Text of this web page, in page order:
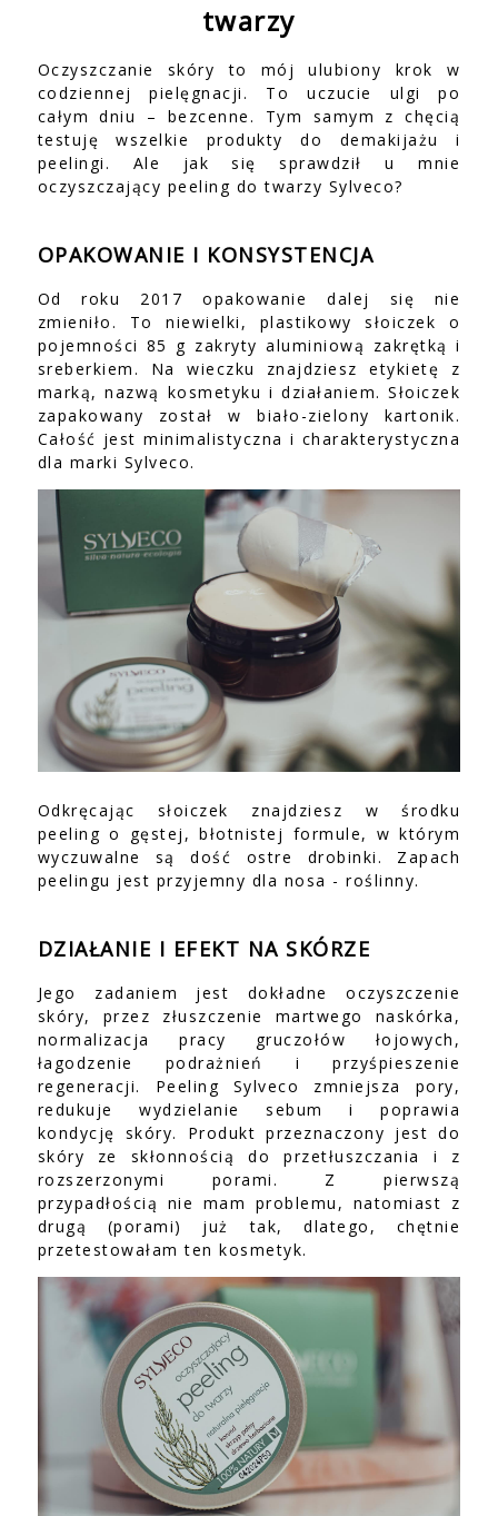
twarzy
Oczyszczanie skóry to mój ulubiony krok w
codziennej pielęgnacji. To uczucie ulgi po
całym dniu – bezcenne. Tym samym z chęcią
testuję wszelkie produkty do demakijażu i
peelingi. Ale jak się sprawdził u mnie
oczyszczający peeling do twarzy Sylveco?
OPAKOWANIE I KONSYSTENCJA
Od roku 2017 opakowanie dalej się nie
zmieniło. To niewielki, plastikowy słoiczek o
pojemności 85 g zakryty aluminiową zakrętką i
sreberkiem. Na wieczku znajdziesz etykietę z
marką, nazwą kosmetyku i działaniem. Słoiczek
zapakowany został w biało-zielony kartonik.
Całość jest minimalistyczna i charakterystyczna
dla marki Sylveco.
Odkręcając słoiczek znajdziesz w środku
peeling o gęstej, błotnistej formule, w którym
wyczuwalne są dość ostre drobinki. Zapach
peelingu jest przyjemny dla nosa - roślinny.
DZIAŁANIE I EFEKT NA SKÓRZE
Jego zadaniem jest dokładne oczyszczenie
skóry, przez złuszczenie martwego naskórka,
normalizacja pracy gruczołów łojowych,
łagodzenie podrażnień i przyśpieszenie
regeneracji. Peeling Sylveco zmniejsza pory,
redukuje wydzielanie sebum i poprawia
kondycję skóry. Produkt przeznaczony jest do
skóry ze skłonnością do przetłuszczania i z
rozszerzonymi porami. Z pierwszą
przypadłością nie mam problemu, natomiast z
drugą (porami) już tak, dlatego, chętnie
przetestowałam ten kosmetyk.